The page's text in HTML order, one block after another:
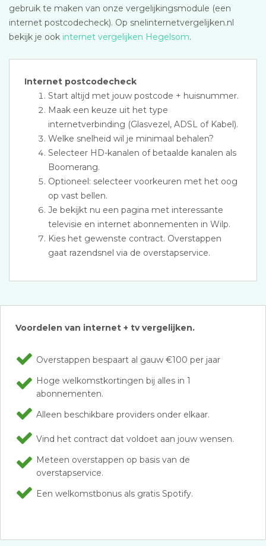
gebruik te maken van onze vergelijkingsmodule (een
internet postcodecheck). Op snelinternetvergelijken.nl
bekijk je ook internet vergelijken Hegelsom.
Internet postcodecheck
Start altijd met jouw postcode + huisnummer.
Maak een keuze uit het type
internetverbinding (Glasvezel, ADSL of Kabel).
Welke snelheid wil je minimaal behalen?
Selecteer HD-kanalen of betaalde kanalen als
Boomerang.
Optioneel: selecteer voorkeuren met het oog
op vast bellen.
Je bekijkt nu een pagina met interessante
televisie en internet abonnementen in Wilp.
Kies het gewenste contract. Overstappen
gaat razendsnel via de overstapservice.
Voordelen van internet + tv vergelijken.
Overstappen bespaart al gauw €100 per jaar
Hoge welkomstkortingen bij alles in 1
abonnementen.
Alleen beschikbare providers onder elkaar.
Vind het contract dat voldoet aan jouw wensen.
Meteen overstappen op basis van de
overstapservice.
Een welkomstbonus als gratis Spotify.